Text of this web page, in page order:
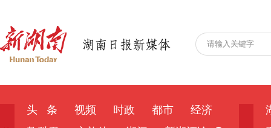
头 条 视频 时政 都市
经济